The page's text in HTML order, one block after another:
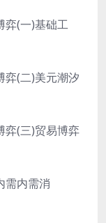
(一)基础工
(二)美元潮汐
(三)贸易博弈
内需消